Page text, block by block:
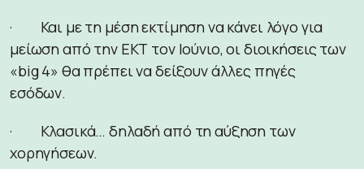
· Και με τη μέση εκτίμηση να κάνει λόγο για
μείωση από την ΕΚΤ τον Ιούνιο, οι διοικήσεις των
«big 4» θα πρέπει να δείξουν άλλες πηγές
εσόδων.
· Κλασικά… δηλαδή από τη αύξηση των
χορηγήσεων.